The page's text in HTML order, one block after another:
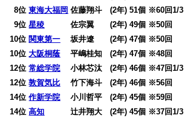
08位東海大福岡 佐藤翔斗 (2年) 51個 ※60回1/3
09位星稜 佐宗翼 (2年) 49個 ※50回
10位 関東第一 坂井遼 (2年) 47個 ※50回
10位大阪桐蔭 平嶋桂知 (2年) 47個 ※48回
12位常総学院 小林芯汰 (2年) 46個 ※47回1/3
12位敦賀気比 竹下海斗 (2年) 46個 ※56回
14位作新学院 小川哲平 (2年) 45個 ※59回
14位高知 辻井翔大 (2年) 45個 ※37回1/3